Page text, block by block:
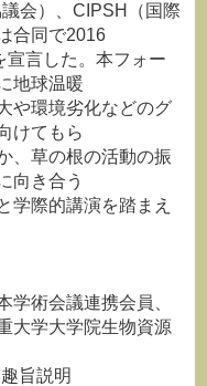
会）、CIPSH（国際
合同で2016
宣言した。本フォー
地球温暖
や環境劣化などのグ
けてもら
、草の根の活動の振
向き合う
学際的講演を踏まえ
会議連携会員、
院生物資源
旨説明